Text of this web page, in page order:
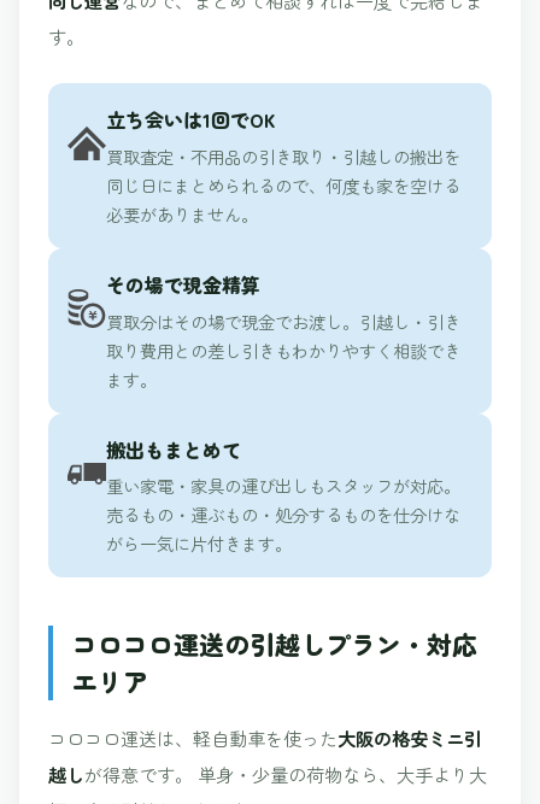
す。
立ち会いは1回でOK
買取査定・不用品の引き取り・引越しの搬出を
同じ日にまとめられるので、何度も家を空ける
必要がありません。
その場で現金精算
買取分はその場で現金でお渡し。引越し・引き
取り費用との差し引きもわかりやすく相談でき
ます。
搬出もまとめて
重い家電・家具の運び出しもスタッフが対応。
売るもの・運ぶもの・処分するものを仕分けな
がら一気に片付きます。
コロコロ運送の引越しプラン・対応
エリア
コロコロ運送は、軽自動車を使った大阪の格安ミニ引
越しが得意です。 単身・少量の荷物なら、大手より大